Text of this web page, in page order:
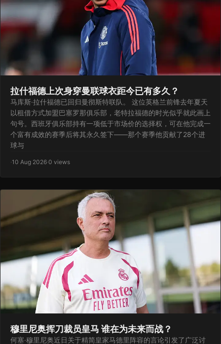
拉什福德上次身穿曼联球衣距今已有多久？
马库斯·拉什福德已回归曼彻斯特联队。 这位英格兰前锋去年夏天
以租借方式加盟巴塞罗那俱乐部，老特拉福德的时光似乎就此画上
句号。西班牙俱乐部持有一项低于市场价的选择权，可在他完成一
个富有成效的赛季后将其永久签下——那个赛季他贡献了28个进
球与
·10 Aug 2026·0 views
穆里尼奥挥刀裁员皇马 谁在为未来而战？
何塞·穆里尼奥近日关于精简皇家马德里阵容的言论引发了广泛讨